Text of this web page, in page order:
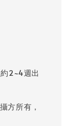
2~4週出
方所有，